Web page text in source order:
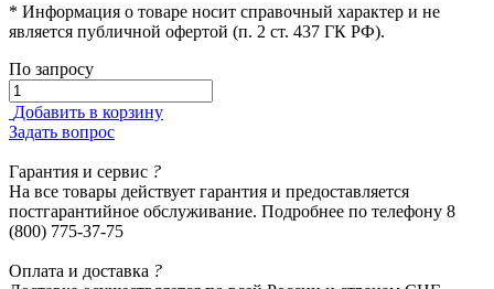
* Информация о товаре носит справочный характер и не
является публичной офертой (п. 2 ст. 437 ГК РФ).
По запросу
Добавить в корзину
Задать вопрос
Гарантия и сервис ?
На все товары действует гарантия и предоставляется
постгарантийное обслуживание. Подробнее по телефону 8
(800) 775-37-75
Оплата и доставка ?